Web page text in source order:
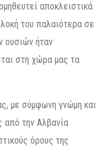
αποκλειστικά
του παλαιότερα σε
ουσιών ήταν
στη χώρα μας τα
με σύμφωνη γνώμη και
από την Αλβανία
όρους της